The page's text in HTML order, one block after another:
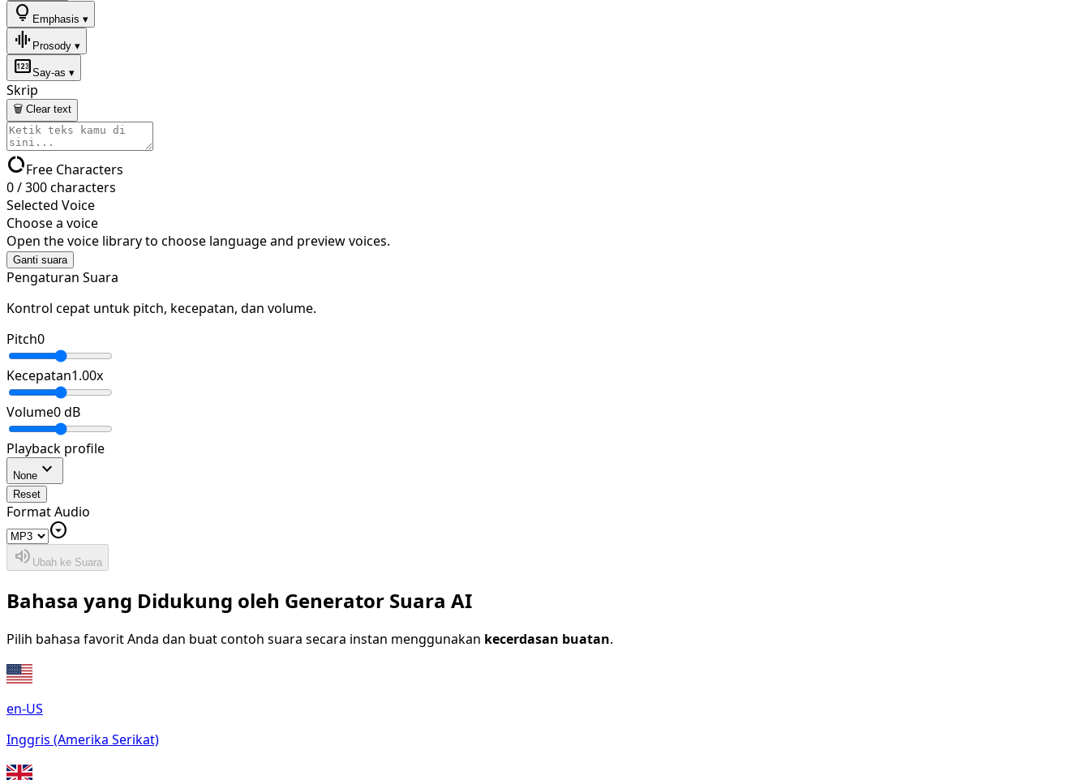
lightbulb Emphasis ▾
graphic_eq Prosody ▾
pinSay-as ▾
Skrip
🗑 Clear text
data_usageFree Characters
0/300characters
Selected Voice
Choose a voice
Open the voice library to choose language and preview voices.
Ganti suara
Pengaturan Suara
Kontrol cepat untuk pitch, kecepatan, dan volume.
Pitch0
Kecepatan1.00x
Volume0dB
Playback profile
None expand_more
Reset
Format Audio
arrow_drop_down_circle
volume_up Ubah ke Suara
Bahasa yang Didukung oleh Generator Suara AI
Pilih bahasa favorit Anda dan buat contoh suara secara instan menggunakan kecerdasan buatan.
en-US
Inggris (Amerika Serikat)